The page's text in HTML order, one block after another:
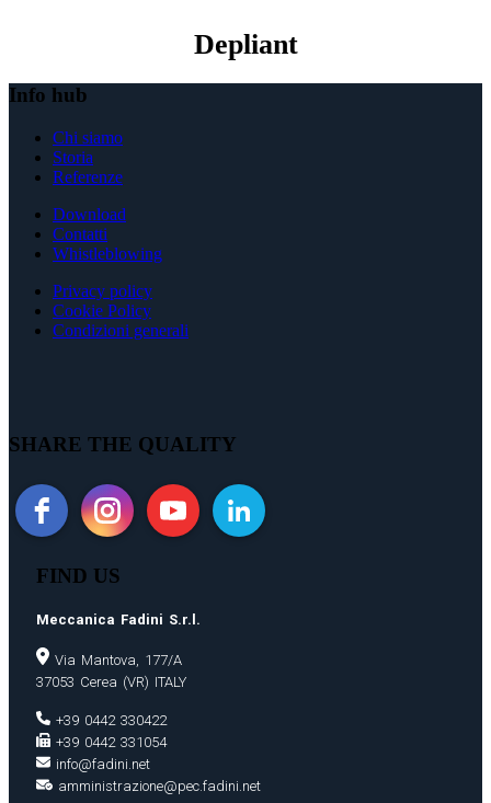
Depliant
Info hub
Chi siamo
Storia
Referenze
Download
Contatti
Whistleblowing
Privacy policy
Cookie Policy
Condizioni generali
SHARE THE QUALITY
FIND US
Meccanica Fadini S.r.l.
Via Mantova, 177/A
37053 Cerea (VR) ITALY
+39 0442 330422
+39 0442 331054
info@fadini.net
amministrazione@pec.fadini.net